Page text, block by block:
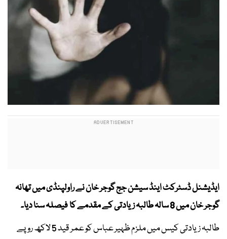
ایڈیشنل ڈسٹرکٹ اینڈ سیشن جج گوجر خان نے راولپنڈی میں تھانہ
گوجر خان میں 8 سالہ طالبہ زیادتی کے مقدمے کا فیصلہ سنا دیا۔
طالبہ زیادتی کیس میں ملزم ظہیر عباس کو عمر قید 5 لاکھ روپے